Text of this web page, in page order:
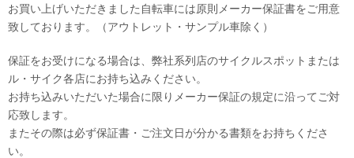
お買い上げいただきました自転車には原則メーカー保証書をご用意
致しております。（アウトレット・サンプル車除く）
保証をお受けになる場合は、弊社系列店のサイクルスポットまたは
ル・サイク各店にお持ち込みください。
お持ち込みいただいた場合に限りメーカー保証の規定に沿ってご対
応致します。
またその際は必ず保証書・ご注文日が分かる書類をお持ちくださ
い。